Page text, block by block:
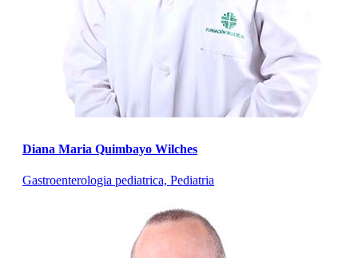
Diana Maria Quimbayo Wilches
Gastroenterologia pediatrica, Pediatria